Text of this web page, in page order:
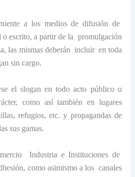
a los medios de difusión de
escrito, a partir de la promulgación
las mismas deberán incluir en toda
sin cargo.
el slogan en todo acto público u
como así también en lugares
refugios, etc. y propagandas de
sus gamas.
Industria e Instituciones de
como asimismo a los canales